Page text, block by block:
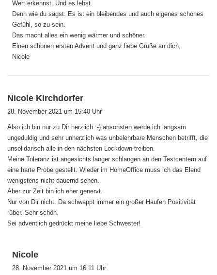
Wert erkennst. Und es lebst.
Denn wie du sagst: Es ist ein bleibendes und auch eigenes schönes
Gefühl, so zu sein.
Das macht alles ein wenig wärmer und schöner.
Einen schönen ersten Advent und ganz liebe Grüße an dich,
Nicole
Nicole Kirchdorfer
a
t
:
28. November 2021 um 15:40 Uhr
Also ich bin nur zu Dir herzlich :-) ansonsten werde ich langsam
ungeduldig und sehr unherzlich was unbelehrbare Menschen betrifft, die
unsolidarisch alle in den nächsten Lockdown treiben.
Meine Toleranz ist angesichts langer schlangen an den Testcentern auf
eine harte Probe gestellt. Wieder im HomeOffice muss ich das Elend
wenigstens nicht dauernd sehen.
Aber zur Zeit bin ich eher genervt.
Nur von Dir nicht. Da schwappt immer ein großer Haufen Positivität
rüber. Sehr schön.
Sei adventlich gedrückt meine liebe Schwester!
Nicole
28. November 2021 um 16:11 Uhr